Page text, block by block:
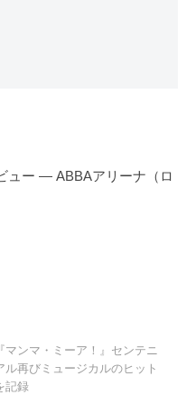
ュー ― ABBAアリーナ（ロ
『マンマ・ミーア！』センテニ
ル再びミュージカルのヒット
記録